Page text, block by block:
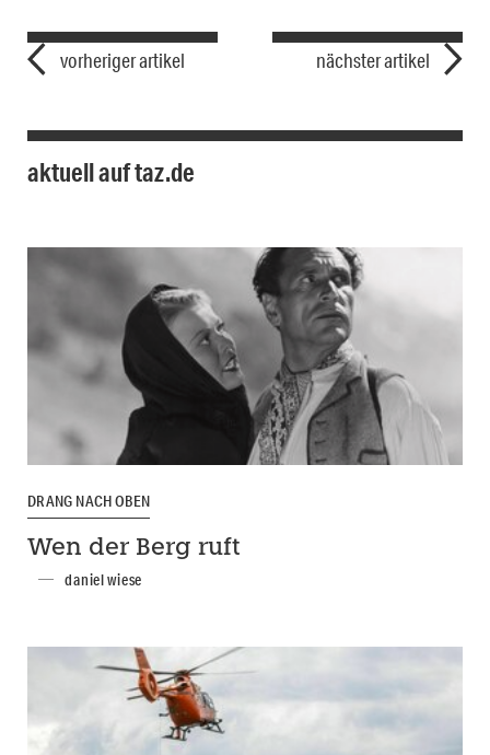
vorheriger artikel nächster artikel
aktuell auf taz.de
DRANG NACH OBEN
Wen der Berg ruft
daniel wiese